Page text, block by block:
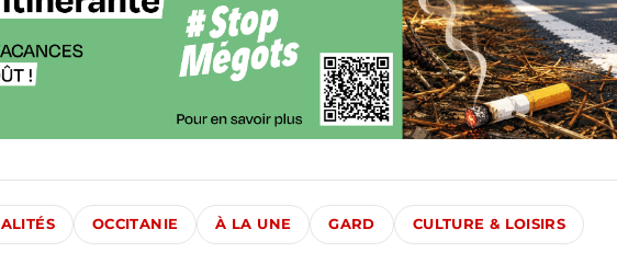
OCCITANIE À LA UNE GARD CULTURE & LOISIRS